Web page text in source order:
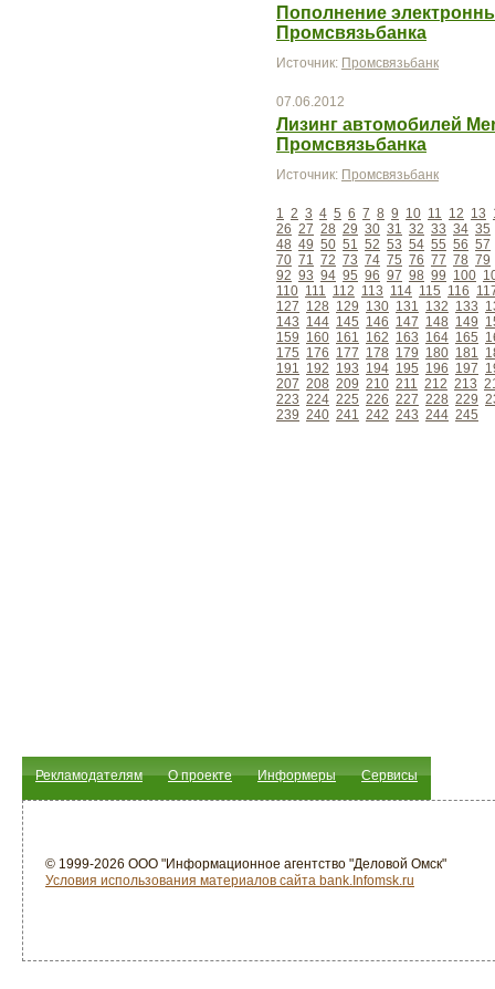
Пополнение
Промсвязьбанка
Источник: Промсвязьбанк
07.06.2012
Лизинг автомобилей
Промсвязьбанка
Источник: Промсвязьбанк
1 2 3 4 5 6 7 8 9 10 11 12 13
26 27 28 29 30 31 32 33 34 35
48 49 50 51 52 53 54 55 56 57
70 71 72 73 74 75 76 77 78 79
92 93 94 95 96 97 98 99 100
110 111 112 113 114 115 116
127 128 129 130 131 132 133
143 144 145 146 147 148 149
159 160 161 162 163 164 165
175 176 177 178 179 180 181
191 192 193 194 195 196 197
207 208 209 210 211 212 213
223 224 225 226 227 228 229
239 240 241 242 243 244 245
Рекламодателям О проекте Информеры Сервисы
© 1999-2026 ООО "Информационное агентство "Деловой Омск"
Условия использования материалов сайта bank.Infomsk.ru